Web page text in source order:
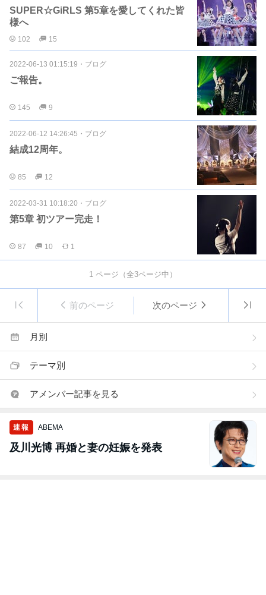
SUPER☆GiRLS 第5章を愛してくれた皆
様へ
102 15
2022-06-13 01:15:19 ・ ブログ
ご報告。
145 9
2022-06-12 14:26:45 ・ ブログ
結成12周年。
85 12
2022-03-31 10:18:20 ・ ブログ
第5章 初ツアー完走！
87 10 1
1 ページ（全3ページ中）
前のページ 次のページ
月別
テーマ別
アメンバー記事を見る
速報 ABEMA
及川光博 再婚と妻の妊娠を発表